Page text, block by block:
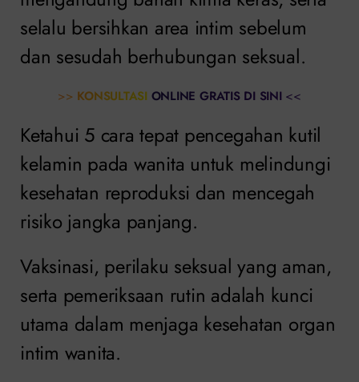
selalu bersihkan area intim sebelum
dan sesudah berhubungan seksual.
>> KONSULTASI ONLINE GRATIS DI SINI <<
Ketahui 5 cara tepat pencegahan kutil
kelamin pada wanita untuk melindungi
kesehatan reproduksi dan mencegah
risiko jangka panjang.
Vaksinasi, perilaku seksual yang aman,
serta pemeriksaan rutin adalah kunci
utama dalam menjaga kesehatan organ
intim wanita.